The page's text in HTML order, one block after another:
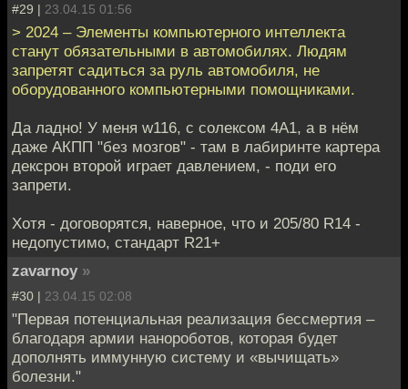
#29 | 23.04.15 01:56
> 2024 – Элементы компьютерного интеллекта
станут обязательными в автомобилях. Людям
запретят садиться за руль автомобиля, не
оборудованного компьютерными помощниками.
Да ладно! У меня w116, с солексом 4A1, а в нём
даже АКПП "без мозгов" - там в лабиринте картера
дексрон второй играет давлением, - поди его
запрети.
Хотя - договорятся, наверное, что и 205/80 R14 -
недопустимо, стандарт R21+
zavarnoy »
#30 | 23.04.15 02:08
"Первая потенциальная реализация бессмертия –
благодаря армии нанороботов, которая будет
дополнять иммунную систему и «вычищать»
болезни."